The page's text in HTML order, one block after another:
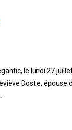
le lundi 27
Dostie, épouse